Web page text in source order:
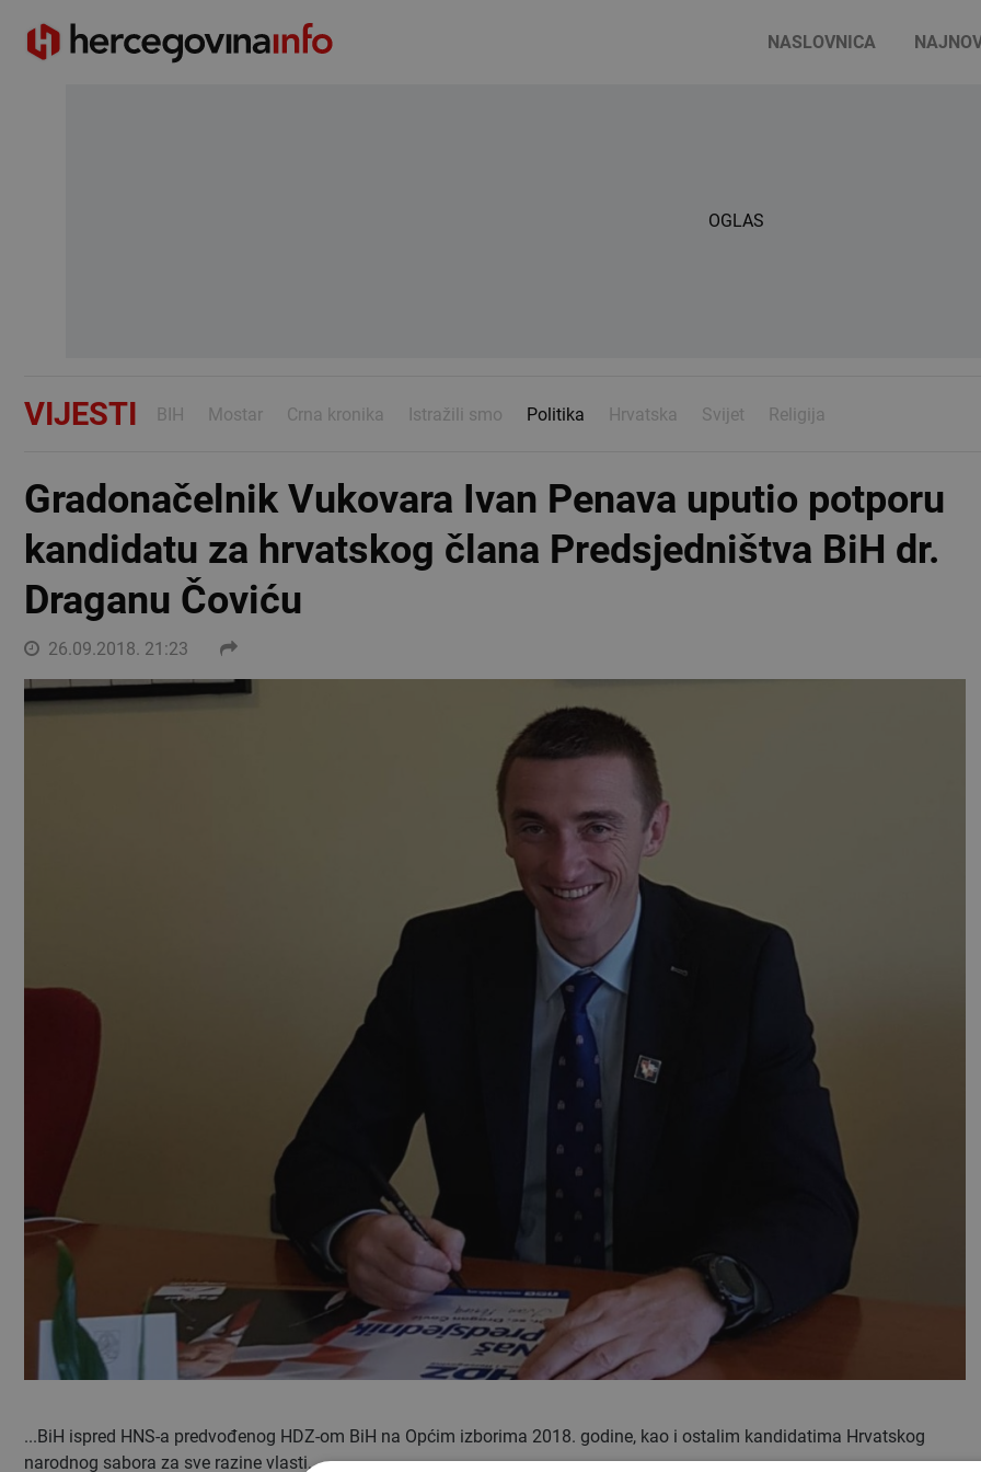
NASLOVNICA
OGLAS
VIJESTI BIH Mostar Crna kronika Istražili smo Politika Hrvatska Svijet Religija
Gradonačelnik Vukovara Ivan Penava uputio potporu
kandidatu za hrvatskog člana Predsjedništva BiH dr.
Draganu Čoviću
26.09.2018. 21:23
...BiH ispred HNS-a predvođenog HDZ-om BiH na Općim izborima 2018. godine, kao i ostalim kandidatima Hrvatskog
narodnog sabora za sve razine vlasti.